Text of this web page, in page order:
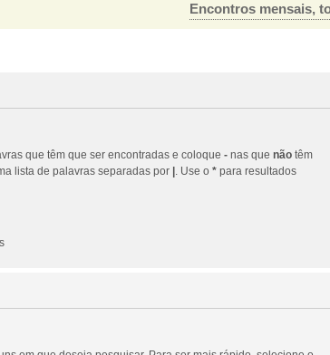
Encontros mensais,
que têm que ser encontradas e coloque - nas que não têm
lista de palavras separadas por |. Use o * para resultados